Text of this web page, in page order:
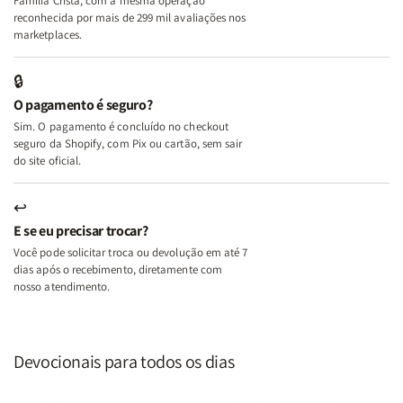
A
Mulher
Lar
A
Lar
reconhecida por mais de 299 mil avaliações nos
marketplaces.
🔒
O pagamento é seguro?
Sim. O pagamento é concluído no checkout
seguro da Shopify, com Pix ou cartão, sem sair
do site oficial.
↩
E se eu precisar trocar?
Você pode solicitar troca ou devolução em até 7
dias após o recebimento, diretamente com
nosso atendimento.
Devocionais para todos os dias